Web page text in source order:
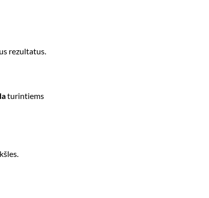
rezultatus.
turintiems